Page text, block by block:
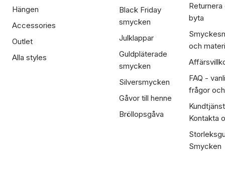
Hängen
Accessories
Outlet
Alla styles
Black Friday
smycken
Julklappar
Guldpläterade
smycken
Silversmycken
Gåvor till henne
Bröllopsgåva
Returnera
byta
och
FAQ -
frågor
Kontakta
Smycken